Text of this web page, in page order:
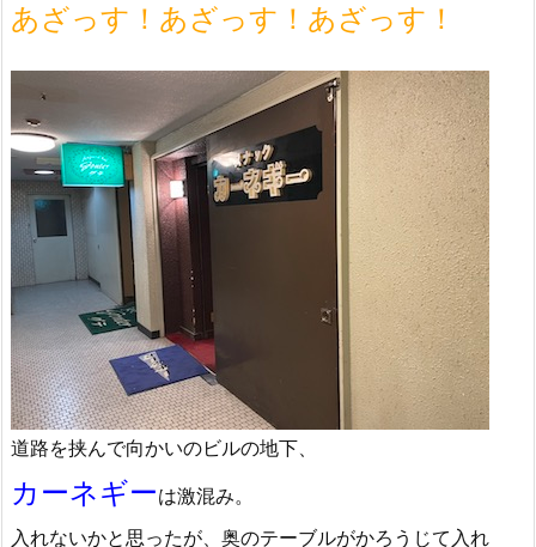
あざっす！あざっす！あざっす！
道路を挟んで向かいのビルの地下、
カーネギーは激混み。
入れないかと思ったが、奥のテーブルがかろうじて入れ